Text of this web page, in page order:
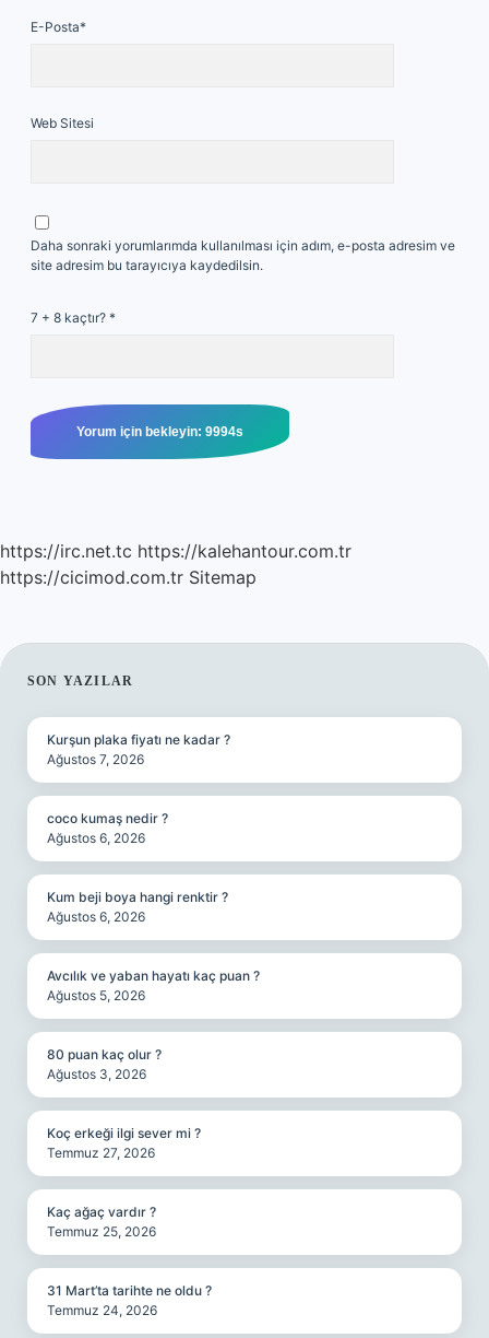
E-Posta*
Web Sitesi
Daha sonraki yorumlarımda kullanılması için adım, e-posta adresim ve
site adresim bu tarayıcıya kaydedilsin.
7 + 8 kaçtır? *
https://irc.net.tc https://kalehantour.com.tr
https://cicimod.com.tr Sitemap
SIDEBAR
SON YAZILAR
Kurşun plaka fiyatı ne kadar ?
Ağustos 7, 2026
coco kumaş nedir ?
Ağustos 6, 2026
Kum beji boya hangi renktir ?
Ağustos 6, 2026
Avcılık ve yaban hayatı kaç puan ?
Ağustos 5, 2026
80 puan kaç olur ?
Ağustos 3, 2026
Koç erkeği ilgi sever mi ?
Temmuz 27, 2026
Kaç ağaç vardır ?
Temmuz 25, 2026
31 Mart’ta tarihte ne oldu ?
Temmuz 24, 2026